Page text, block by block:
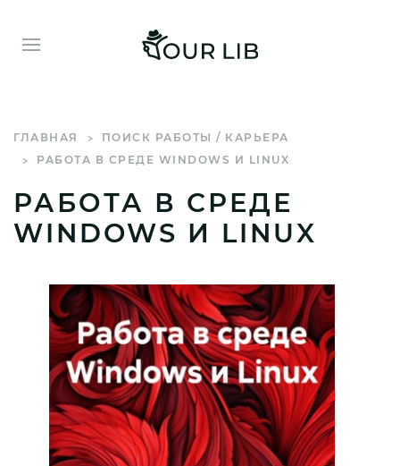
ГЛАВНАЯ
ПОИСК РАБОТЫ / КАРЬЕРА
РАБОТА В СРЕДЕ WINDOWS И LINUX
РАБОТА В СРЕДЕ
WINDOWS И LINUX